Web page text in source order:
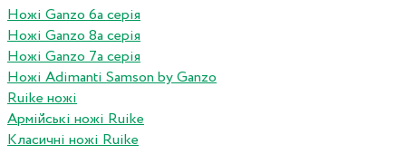
Ножі Ganzo 6а серія
Ножі Ganzo 8а серія
Ножі Ganzo 7а серія
Ножі Adimanti Samson by Ganzo
Ruike ножі
Армійські ножі Ruike
Класичні ножі Ruike